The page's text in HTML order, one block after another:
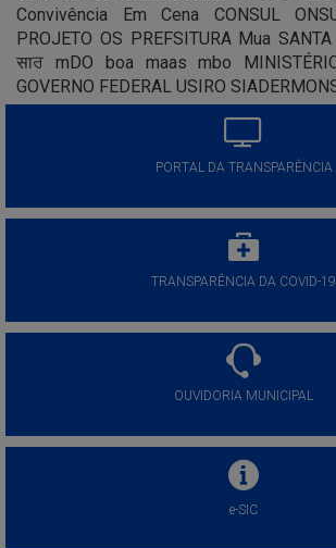
PORTAL DA TRANSPARÊNCIA
TRANSPARÊNCIA DA COVID-19
OUVIDORIA MUNICIPAL
e-SIC